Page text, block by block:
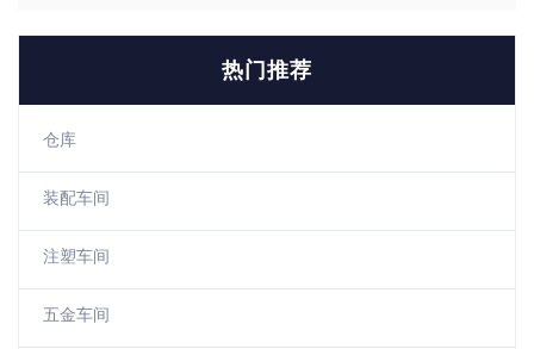
热门推荐
仓库
装配车间
注塑车间
五金车间